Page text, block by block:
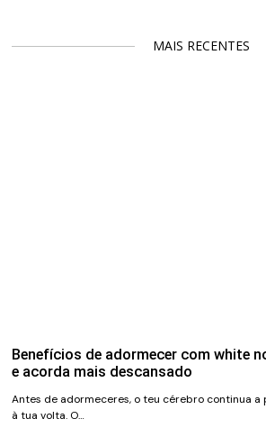
MAIS RECENTES
Benefícios de adormecer com white
e acorda mais descansado
Antes de adormeceres, o teu cérebro continua a
à tua volta. O…